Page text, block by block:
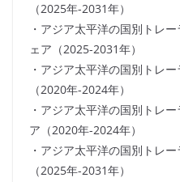
（2025年-2031年）
・アジア太平洋の国別トレ
ェア（2025-2031年）
・アジア太平洋の国別トレ
（2020年-2024年）
・アジア太平洋の国別トレ
ア（2020年-2024年）
・アジア太平洋の国別トレ
（2025年-2031年）